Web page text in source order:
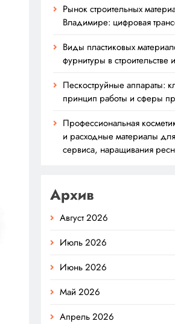
Рынок строительных
Владимире: цифровая
Виды пластиковых
фурнитуры в строительстве
Пескоструйные аппараты:
принцип работы и сферы
Профессиональная
и расходные материалы для
сервиса, наращивания
Архив
Август 2026
Июль 2026
Июнь 2026
Май 2026
Апрель 2026